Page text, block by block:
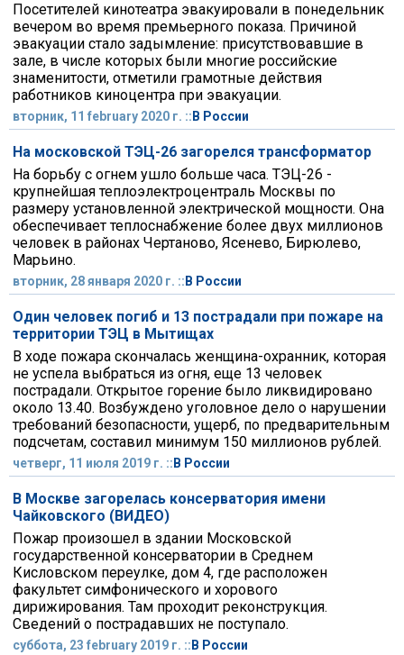
Посетителей кинотеатра эвакуировали в понедельник
вечером во время премьерного показа. Причиной
эвакуации стало задымление: присутствовавшие в
зале, в числе которых были многие российские
знаменитости, отметили грамотные действия
работников киноцентра при эвакуации.
вторник, 11 february 2020 г. :: В России
На московской ТЭЦ-26 загорелся трансформатор
На борьбу с огнем ушло больше часа. ТЭЦ-26 -
крупнейшая теплоэлектроцентраль Москвы по
размеру установленной электрической мощности. Она
обеспечивает теплоснабжение более двух миллионов
человек в районах Чертаново, Ясенево, Бирюлево,
Марьино.
вторник, 28 января 2020 г. :: В России
Один человек погиб и 13 пострадали при пожаре на
территории ТЭЦ в Мытищах
В ходе пожара скончалась женщина-охранник, которая
не успела выбраться из огня, еще 13 человек
пострадали. Открытое горение было ликвидировано
около 13.40. Возбуждено уголовное дело о нарушении
требований безопасности, ущерб, по предварительным
подсчетам, составил минимум 150 миллионов рублей.
четверг, 11 июля 2019 г. :: В России
В Москве загорелась консерватория имени
Чайковского (ВИДЕО)
Пожар произошел в здании Московской
государственной консерватории в Среднем
Кисловском переулке, дом 4, где расположен
факультет симфонического и хорового
дирижирования. Там проходит реконструкция.
Сведений о пострадавших не поступало.
суббота, 23 february 2019 г. :: В России